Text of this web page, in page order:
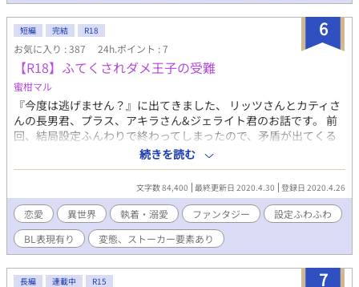
6
短編 完結 R18
お気に入り : 387 24h.ポイント : 7
【R18】ふてくされダメ王子の受難
蜜柑マル
『今度は逃げません？』に出てきました、 リッツさんとカティさ
んの長男君、プラス、アキラさん&ジェライト君のお話です。 前
回、結局設定ふんわりで終わってしまったので、矛盾が出てくる
かもしれません。 今回は、人物紹介をしておきます。 設定とか
も。 後出しじゃんけんですみません。 相変わらずネーミングセン
スは絶対零度です。 今回は、R18要素に☆マークつけません。ポ
ロポロ入ってくるため…タグ付けてます。苦手な方はご注意くだ
さい。
続きを読む
文字数 84,400 最終更新日 2020.4.30 登録日 2020.4.26
恋愛 異世界 執着・溺愛 ファンタジー
設定ふわふわ
BL表現有り
変態、ストーカー要素あり
7
長編 連載中 R15